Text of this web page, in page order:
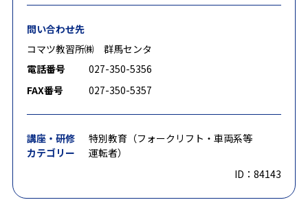
問い合わせ先
コマツ教習所㈱ 群馬センタ
電話番号
027-350-5356
FAX番号
027-350-5357
講座・研修
カテゴリー
特別教育（フォークリフト・車両系等
運転者）
ID：84143